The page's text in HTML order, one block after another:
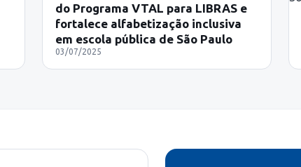
do Programa VTAL para LIBRAS e
fortalece alfabetização inclusiva
em escola pública de São Paulo
03/07/2025